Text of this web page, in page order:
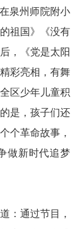
泉州师院附小
祖国》《没有
，《党是太阳
彩亮相，有舞
区少年儿童积
是，孩子们还
个革命故事，
做新时代追梦
：通过节目，